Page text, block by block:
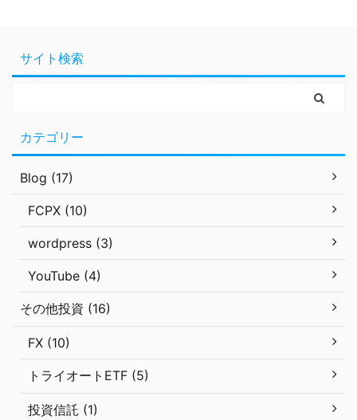
サイト検索
カテゴリー
Blog (17)
FCPX (10)
wordpress (3)
YouTube (4)
その他投資 (16)
FX (10)
トライオートETF (5)
投資信託 (1)